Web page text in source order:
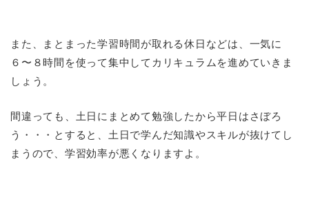
また、まとまった学習時間が取れる休日などは、一気に
６〜８時間を使って集中してカリキュラムを進めていきま
しょう。
間違っても、土日にまとめて勉強したから平日はさぼろ
う・・・とすると、土日で学んだ知識やスキルが抜けてし
まうので、学習効率が悪くなりますよ。